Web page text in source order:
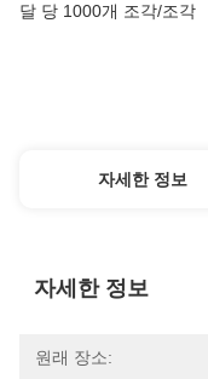
달 당 1000개 조각/조각
자세한 정보
자세한 정보
원래 장소: